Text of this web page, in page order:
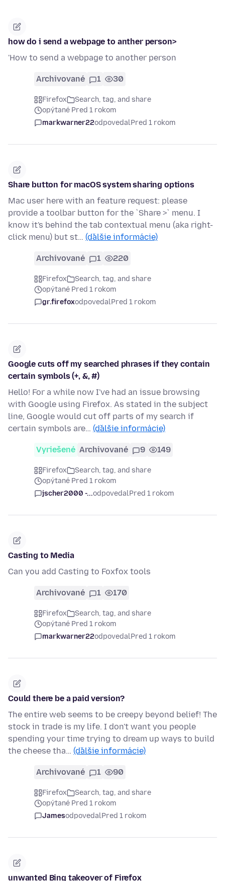
how do i send a webpage to anther person>
'How to send a webpage to another person
Archivované 1 30
Firefox
Search, tag, and share
opýtané Pred 1 rokom
markwarner22odpovedalPred 1 rokom
Share button for macOS system sharing options
Mac user here with an feature request: please
provide a toolbar button for the `Share >` menu. I
know it's behind the tab contextual menu (aka right-
click menu) but st… (ďalšie informácie)
Archivované 1 220
Firefox
Search, tag, and share
opýtané Pred 1 rokom
gr.firefoxodpovedalPred 1 rokom
Google cuts off my searched phrases if they contain
certain symbols (+, &, #)
Hello! For a while now I've had an issue browsing
with Google using Firefox. As stated in the subject
line, Google would cut off parts of my search if
certain symbols are… (ďalšie informácie)
Vyriešené Archivované 9 149
Firefox
Search, tag, and share
opýtané Pred 1 rokom
jscher2000 -...odpovedalPred 1 rokom
Casting to Media
Can you add Casting to Foxfox tools
Archivované 1 170
Firefox
Search, tag, and share
opýtané Pred 1 rokom
markwarner22odpovedalPred 1 rokom
Could there be a paid version?
The entire web seems to be creepy beyond belief! The
stock in trade is my life. I don't want you people
spending your time trying to dream up ways to build
the cheese tha… (ďalšie informácie)
Archivované 1 90
Firefox
Search, tag, and share
opýtané Pred 1 rokom
JamesodpovedalPred 1 rokom
unwanted Bing takeover of Firefox